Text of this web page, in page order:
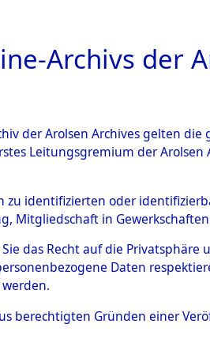
PERSONENINDEX
Archivs der
der Arolsen Archives gelten
Leitungsgremium der
zu identifizierten oder
Mitgliedschaft in
das Recht auf die
Daten
berechtigten Gründen einer